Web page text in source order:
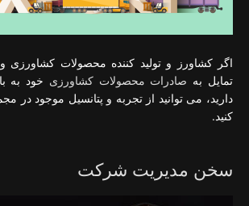
اگر کشاورز و تولید کننده محصولات کشاورزی
تمایل به صادرات محصولات کشاورزی خود به
دارید، می توانید از تجربه و پتانسیل موجود در
کنید.
سخن مدیریت شرکت